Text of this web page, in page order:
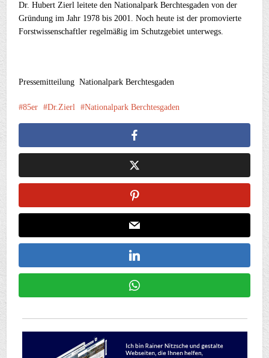
Dr. Hubert Zierl leitete den Nationalpark Berchtesgaden von der
Gründung im Jahr 1978 bis 2001. Noch heute ist der promovierte
Forstwissenschaftler regelmäßig im Schutzgebiet unterwegs.
Pressemitteilung Nationalpark Berchtesgaden
85er Dr.Zierl Nationalpark Berchtesgaden